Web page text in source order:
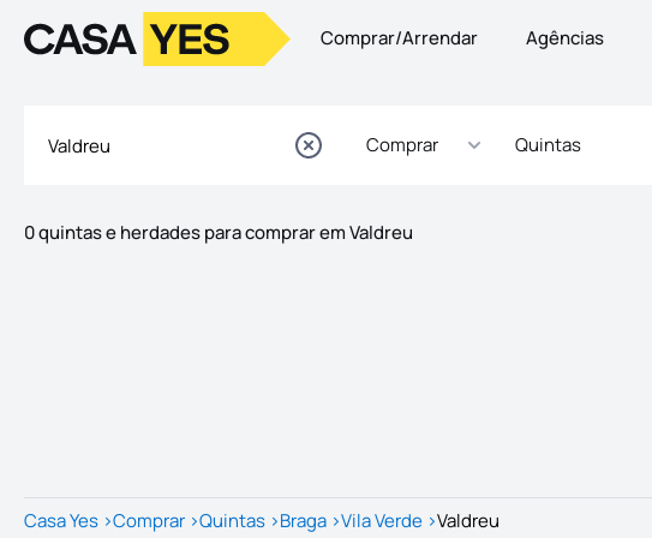
LogoIr para a homepage Comprar/Arrendar Agências
Comprar Quintas
0 quintas e herdades para comprar em Valdreu
Casa Yes >Comprar >Quintas >Braga >Vila Verde >Valdreu